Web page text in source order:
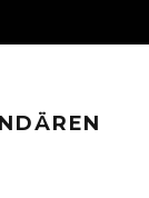
L10: 26,5MP MFT-